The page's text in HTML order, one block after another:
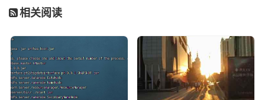
字段都是可以随便填写的。这里我们还是以张三为例，填写
相关阅读